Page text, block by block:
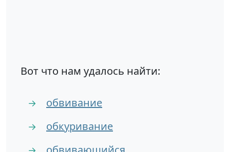
Вот что нам удалось найти:
→ обвивание
→ обкуривание